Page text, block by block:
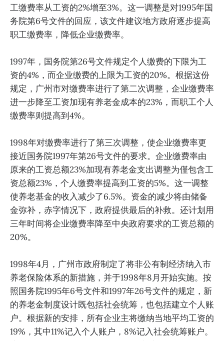
工缴费率从工资的2%增至3%。这一调整是对1995年国
务院第6号文件的回应，该文件建议地方政府逐步提高
职工缴费率，降低企业缴费率。
1997年，国务院第26号文件规定个人缴费的下限为工
资的4%，而企业缴费的上限为工资的20%。根据这份
规定，广州市对缴费率进行了第二次调整，企业缴费率
进一步降至工资加现有养老金成本的23%，而职工个人
缴费率则提高到4%。
1998年对缴费率进行了第三次调整，使企业缴费率更
接近国务院1997年第26号文件的要求。企业缴费率由
原来的工资总额23%加现有养老金支出调整为僅包含工
资总额23%，个人缴费率提高到工资的5%。这一调整
使养老基金的收入减少了6.5%。资金的减少将由储备
金弥补，赤字情况下，政府提供最后的补救。还计划用
三年时间将企业缴费率降至中央政府要求的工资总额的
20%。
1998年4月，广州市政府制定了将非公有制经济纳入市
养老保险体系的新措施，并于1998年8月开始实施。按
照国务院1995年6号文件和1997年26号文件的规定，新
的养老金制度设计既包括社会统筹，也包括建立个人账
户。根据新的安排，所有企业主将缴纳当地平均工资的
19%，其中11%记入个人账户，8%记入社会统筹账户。